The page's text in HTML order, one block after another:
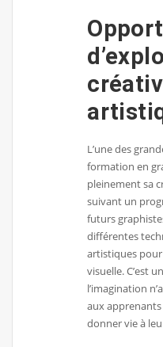
L’une des
formation en
pleinement sa
suivant un
futurs
différentes
artistiques
visuelle. C’est
l’imagination
aux
donner vie à